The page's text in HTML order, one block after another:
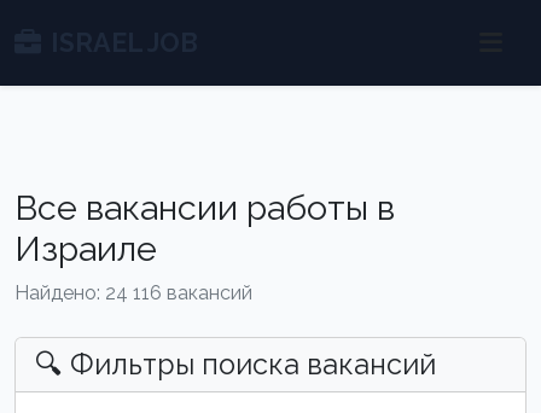
Все вакансии работы в
Израиле
Найдено: 24 116 вакансий
🔍 Фильтры поиска вакансий